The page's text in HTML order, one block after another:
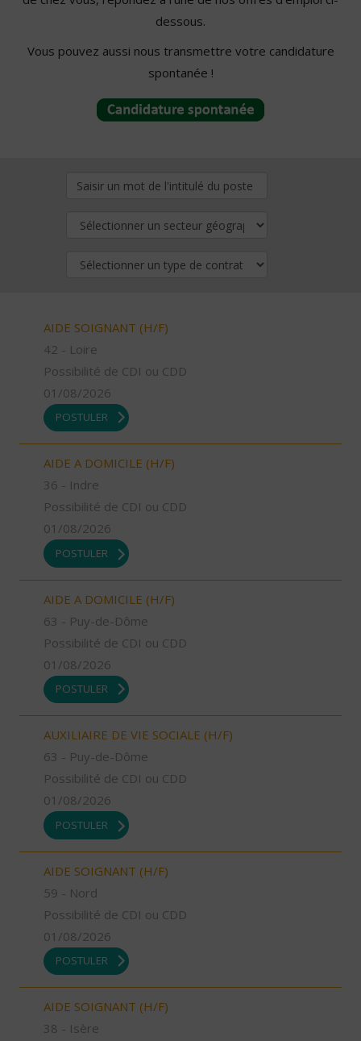
dessous.
Vous pouvez aussi nous transmettre votre candidature
spontanée !
AIDE SOIGNANT (H/F)
42 - Loire
Possibilité de CDI ou CDD
01/08/2026
POSTULER
AIDE A DOMICILE (H/F)
36 - Indre
Possibilité de CDI ou CDD
01/08/2026
POSTULER
AIDE A DOMICILE (H/F)
63 - Puy-de-Dôme
Possibilité de CDI ou CDD
01/08/2026
POSTULER
AUXILIAIRE DE VIE SOCIALE (H/F)
63 - Puy-de-Dôme
Possibilité de CDI ou CDD
01/08/2026
POSTULER
AIDE SOIGNANT (H/F)
59 - Nord
Possibilité de CDI ou CDD
01/08/2026
POSTULER
AIDE SOIGNANT (H/F)
38 - Isère